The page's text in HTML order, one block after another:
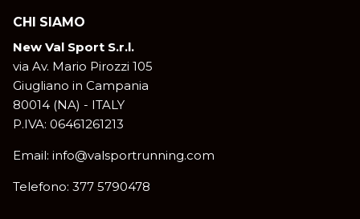
CHI SIAMO
New Val Sport S.r.l.
via Av. Mario Pirozzi 105
Giugliano in Campania
80014 (NA) - ITALY
P.IVA: 06461261213
Email: info@valsportrunning.com
Telefono: 377 5790478